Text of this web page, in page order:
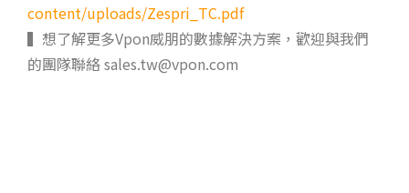
content/uploads/Zespri_TC.pdf
▍想了解更多Vpon威朋的數據解決方案，歡迎與我們
的團隊聯絡 sales.tw@vpon.com